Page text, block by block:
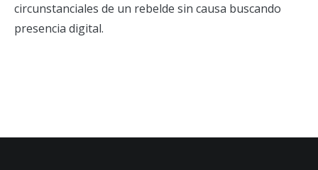
circunstanciales de un rebelde sin causa buscando
presencia digital.